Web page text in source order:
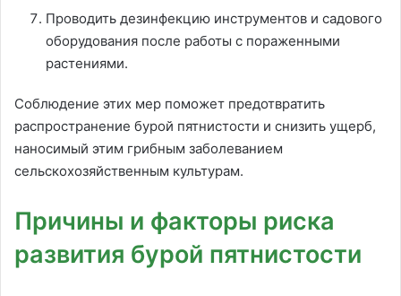
Проводить дезинфекцию инструментов и садового
оборудования после работы с пораженными
растениями.
Соблюдение этих мер поможет предотвратить
распространение бурой пятнистости и снизить ущерб,
наносимый этим грибным заболеванием
сельскохозяйственным культурам.
Причины и факторы риска
развития бурой пятнистости